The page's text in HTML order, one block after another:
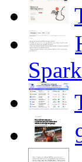
Spark